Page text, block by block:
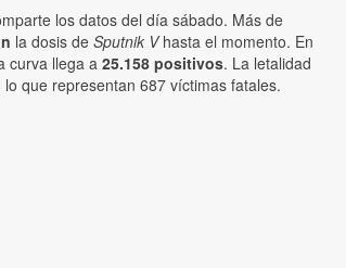
los datos del día sábado. Más de
la dosis de Sputnik Vhasta el momento. En
curva llega a25.158 positivos. La letalidad
que representan 687 víctimas fatales.